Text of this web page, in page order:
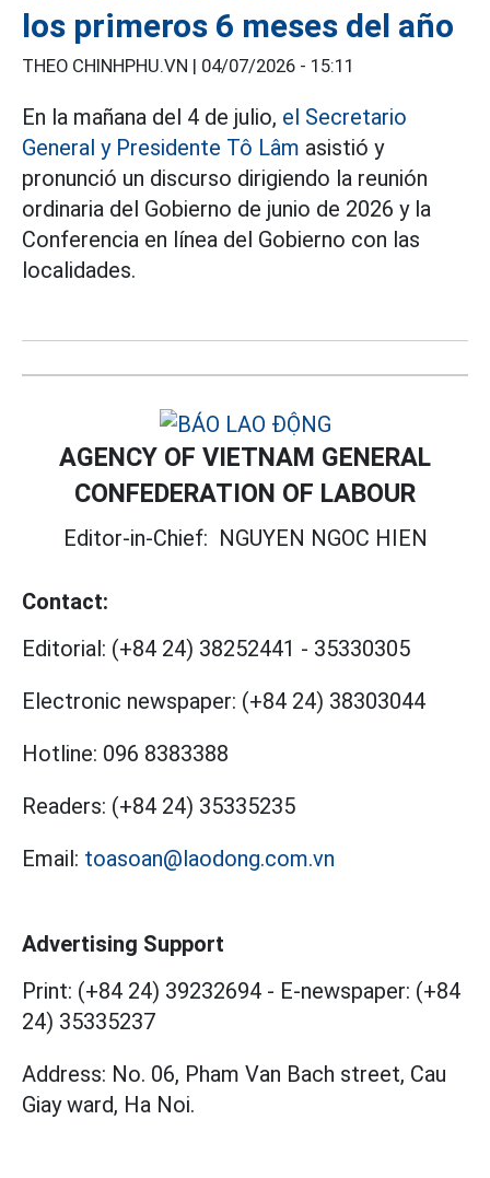
los primeros 6 meses del año
THEO CHINHPHU.VN | 04/07/2026 - 15:11
En la mañana del 4 de julio, el Secretario
General y Presidente Tô Lâm asistió y
pronunció un discurso dirigiendo la reunión
ordinaria del Gobierno de junio de 2026 y la
Conferencia en línea del Gobierno con las
localidades.
AGENCY OF VIETNAM GENERAL
CONFEDERATION OF LABOUR
Editor-in-Chief: NGUYEN NGOC HIEN
Contact:
Editorial: (+84 24) 38252441 - 35330305
Electronic newspaper: (+84 24) 38303044
Hotline: 096 8383388
Readers: (+84 24) 35335235
Email: toasoan@laodong.com.vn
Advertising Support
Print: (+84 24) 39232694 - E-newspaper: (+84
24) 35335237
Address: No. 06, Pham Van Bach street, Cau
Giay ward, Ha Noi.